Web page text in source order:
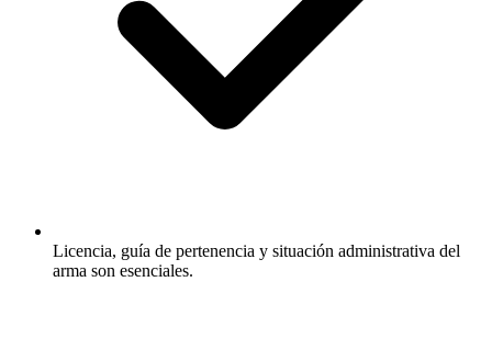
Licencia, guía de pertenencia y situación administrativa del
arma son esenciales.